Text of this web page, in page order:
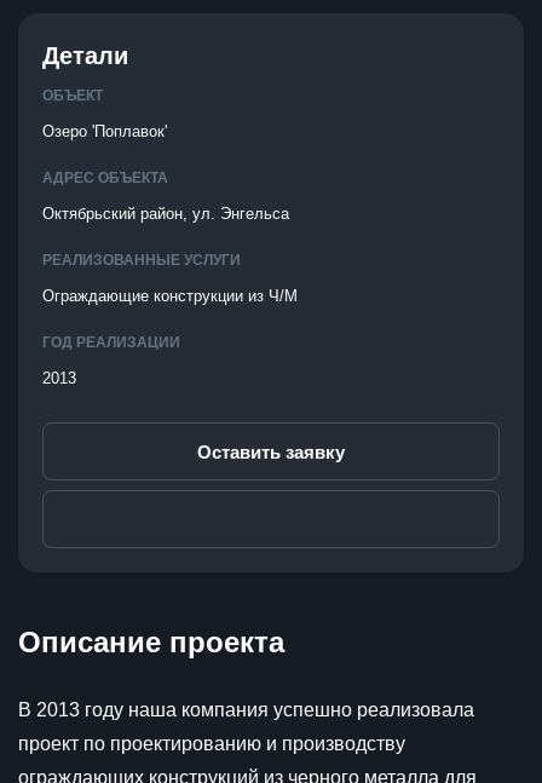
Детали
ОБЪЕКТ
Озеро 'Поплавок'
АДРЕС ОБЪЕКТА
Октябрьский район, ул. Энгельса
РЕАЛИЗОВАННЫЕ УСЛУГИ
Ограждающие конструкции из Ч/М
ГОД РЕАЛИЗАЦИИ
2013
Оставить заявку
Описание проекта
В 2013 году наша компания успешно реализовала
проект по проектированию и производству
ограждающих конструкций из черного металла для